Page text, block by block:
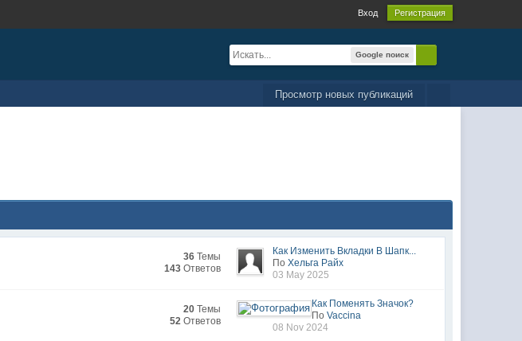
Вход Регистрация
Google поиск
Просмотр новых публикаций
36 Темы
143 Ответов
Как Изменить Вкладки В Шапк...
ПоХельга Райх
03 May 2025
20 Темы
52 Ответов
Как Поменять Значок?
ПоVaccina
08 Nov 2024